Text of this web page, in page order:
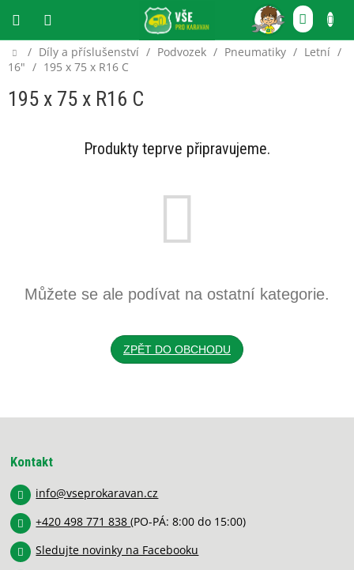
obsah
CZK
Domů
/ Díly a příslušenství / Podvozek / Pneumatiky / Letní /
16" / 195 x 75 x R16 C
195 x 75 x R16 C
Produkty teprve připravujeme.
Můžete se ale podívat na ostatní kategorie.
ZPĚT DO OBCHODU
Kontakt
info@vseprokaravan.cz
+420 498 771 838(PO-PÁ: 8:00 do 15:00)
Sledujte novinky na Facebooku